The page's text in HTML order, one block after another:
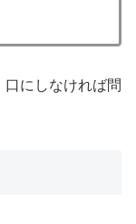
にしなければ問